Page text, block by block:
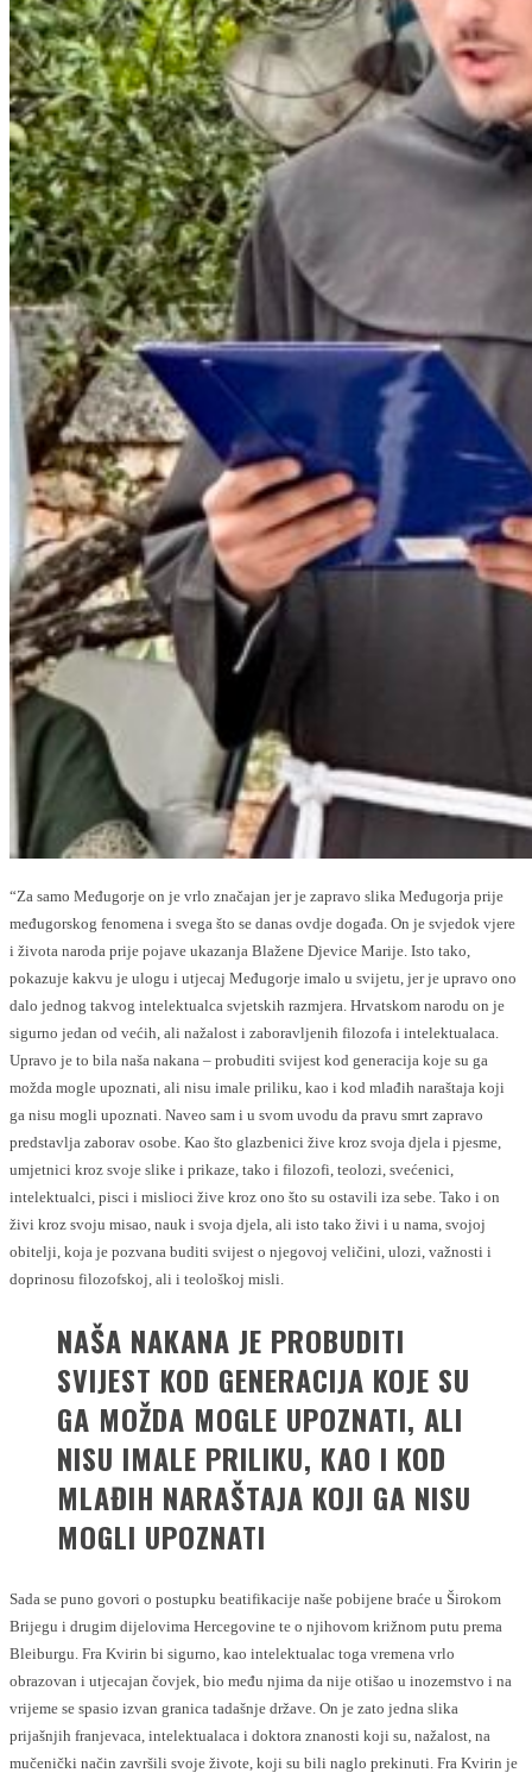
“Za samo Međugorje on je vrlo značajan jer je zapravo slika Međugorja prije
međugorskog fenomena i svega što se danas ovdje događa. On je svjedok vjere
i života naroda prije pojave ukazanja Blažene Djevice Marije. Isto tako,
pokazuje kakvu je ulogu i utjecaj Međugorje imalo u svijetu, jer je upravo ono
dalo jednog takvog intelektualca svjetskih razmjera. Hrvatskom narodu on je
sigurno jedan od većih, ali nažalost i zaboravljenih filozofa i intelektualaca.
Upravo je to bila naša nakana – probuditi svijest kod generacija koje su ga
možda mogle upoznati, ali nisu imale priliku, kao i kod mlađih naraštaja koji
ga nisu mogli upoznati. Naveo sam i u svom uvodu da pravu smrt zapravo
predstavlja zaborav osobe. Kao što glazbenici žive kroz svoja djela i pjesme,
umjetnici kroz svoje slike i prikaze, tako i filozofi, teolozi, svećenici,
intelektualci, pisci i mislioci žive kroz ono što su ostavili iza sebe. Tako i on
živi kroz svoju misao, nauk i svoja djela, ali isto tako živi i u nama, svojoj
obitelji, koja je pozvana buditi svijest o njegovoj veličini, ulozi, važnosti i
doprinosu filozofskoj, ali i teološkoj misli.
NAŠA NAKANA JE PROBUDITI
SVIJEST KOD GENERACIJA KOJE SU
GA MOŽDA MOGLE UPOZNATI, ALI
NISU IMALE PRILIKU, KAO I KOD
MLAĐIH NARAŠTAJA KOJI GA NISU
MOGLI UPOZNATI
Sada se puno govori o postupku beatifikacije naše pobijene braće u Širokom
Brijegu i drugim dijelovima Hercegovine te o njihovom križnom putu prema
Bleiburgu. Fra Kvirin bi sigurno, kao intelektualac toga vremena vrlo
obrazovan i utjecajan čovjek, bio među njima da nije otišao u inozemstvo i na
vrijeme se spasio izvan granica tadašnje države. On je zato jedna slika
prijašnjih franjevaca, intelektualaca i doktora znanosti koji su, nažalost, na
mučenički način završili svoje živote, koji su bili naglo prekinuti. Fra Kvirin je